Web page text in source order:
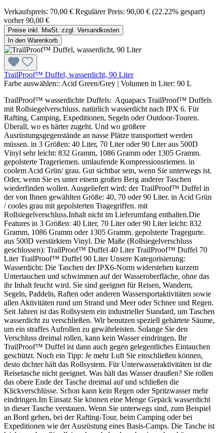
Verkaufspreis: 70,00 € Regulärer Preis: 90,00 € (22.22% gespart)
vorher 90,00 €
Preise inkl. MwSt. zzgl. Versandkosten
In den Warenkorb
TrailProof™ Duffel, wasserdicht, 90 Liter
Farbe auswählen:: Acid Green/Grey | Volumen in Liter: 90 L
TrailProof™ wasserdichte Duffels: Aquapacs TrailProof™ Duffels
mit Rollsiegelverschluss. natürlich wasserdicht nach IPX 6. Für
Rafting, Camping, Expeditionen, Segeln oder Outdoor-Touren.
Überall, wo es härter zugeht. Und wo größere
Ausrüstungsgegenstände an nasse Plätze transportiert werden
müssen. in 3 Größen: 40 Liter, 70 Liter oder 90 Liter aus 500D
Vinyl sehr leicht: 832 Gramm, 1086 Gramm oder 1305 Gramm.
gepolsterte Trageriemen. umlaufende Kompressionsriemen. in
coolem Acid Grün/ grau. Gut sichtbar sein, wenn Sie unterwegs ist.
Oder, wenn Sie es unter einem großen Berg anderer Taschen
wiederfinden wollen. Ausgeliefert wird: der TrailProof™ Duffel in
der von Ihnen gewählten Größe: 40, 70 oder 90 Liter. in Acid Grün
/ cooles grau mit gepolsterten Tragegriffen. mit
Rollsiegelverschluss.Inhalt nicht im Lieferumfang enthalten.Die
Features in 3 Größen: 40 Liter, 70 Liter oder 90 Liter leicht: 832
Gramm, 1086 Gramm oder 1305 Gramm. gepolsterte Tragegurte.
aus 500D verstärktem Vinyl. Die Maße (Rollsiegelverschluss
geschlossen): TrailProof™ Duffel 40 Liter TrailProof™ Duffel 70
Liter TrailProof™ Duffel 90 Liter Unsere Kategorisierung:
Wasserdicht: Die Taschen der IPX6-Norm widerstehen kurzem
Untertauchen und schwimmen auf der Wasseroberfläche, ohne das
ihr Inhalt feucht wird. Sie sind geeignet für Reisen, Wandern,
Segeln, Paddeln, Raften oder anderen Wassersportaktivitäten sowie
allen Aktivitäten rund um Strand und Meer oder Schnee und Regen.
Seit Jahren ist das Rollsystem ein industrieller Standard, um Taschen
wasserdicht zu verschließen. Wir benutzen speziell gehärtete Säume,
um ein straffes Aufrollen zu gewährleisten. Solange Sie den
Verschluss dreimal rollen, kann kein Wasser eindringen, Ihr
TrailProof™ Duffel ist dann auch gegen gelegentliches Eintauchen
geschützt. Noch ein Tipp: Je mehr Luft Sie einschließen können,
desto dichter hält das Rollsystem. Für Unterwasseraktivitäten ist die
Reisetasche nicht geeignet. Was hält das Wasser draußen? Sie rollen
das obere Ende der Tasche dreimal auf und schließen die
Klickverschlüsse. Schon kann kein Regen oder Spritzwasser mehr
eindringen.Im Einsatz Sie können eine Menge Gepäck wasserdicht
in dieser Tasche verstauen. Wenn Sie unterwegs sind, zum Beispiel
an Bord gehen, bei der Rafting-Tour, beim Camping oder bei
Expeditionen wie der Ausrüstung eines Basis-Camps. Die Tasche ist